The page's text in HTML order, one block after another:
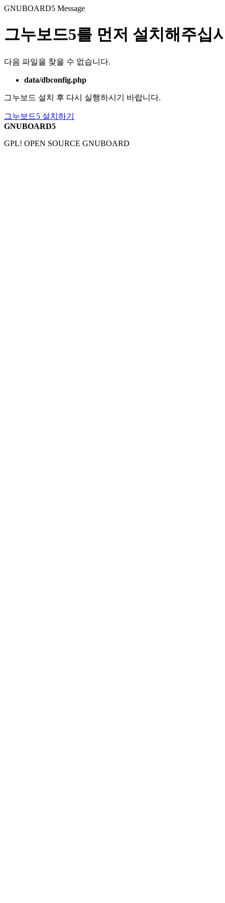
GNUBOARD5 Message
그누보드5를 먼저 설치해주십
다음 파일을 찾을 수 없습니다.
data/dbconfig.php
그누보드 설치 후 다시 실행하시기 바랍니다.
그누보드5 설치하기
GNUBOARD5
GPL! OPEN SOURCE GNUBOARD